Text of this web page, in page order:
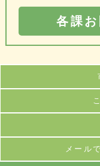
各課
メール